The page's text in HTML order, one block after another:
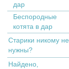
дap
Беспородные
котята в дар
Старики никому не
нужны?
Найдено,